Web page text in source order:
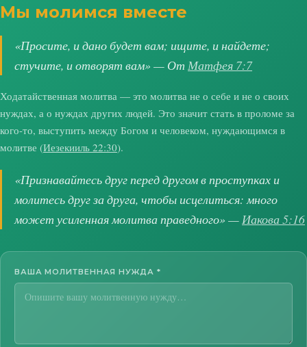
Мы молимся вместе
«Просите, и дано будет вам; ищите, и найдете;
стучите, и отворят вам» — От Матфея 7:7
Ходатайственная молитва — это молитва не о себе и не о своих
нуждах, а о нуждах других людей. Это значит стать в проломе за
кого-то, выступить между Богом и человеком, нуждающимся в
молитве (Иезекииль 22:30).
«Признавайтесь друг перед другом в проступках и
молитесь друг за друга, чтобы исцелиться: много
может усиленная молитва праведного» —Иакова 5:16
ВАША МОЛИТВЕННАЯ НУЖДА *